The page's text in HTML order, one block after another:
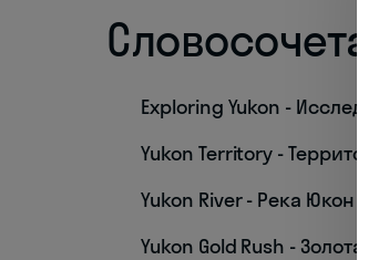
Exploring Yukon -
Yukon Territory -
Yukon River - Река Юкон
Yukon Gold Rush -